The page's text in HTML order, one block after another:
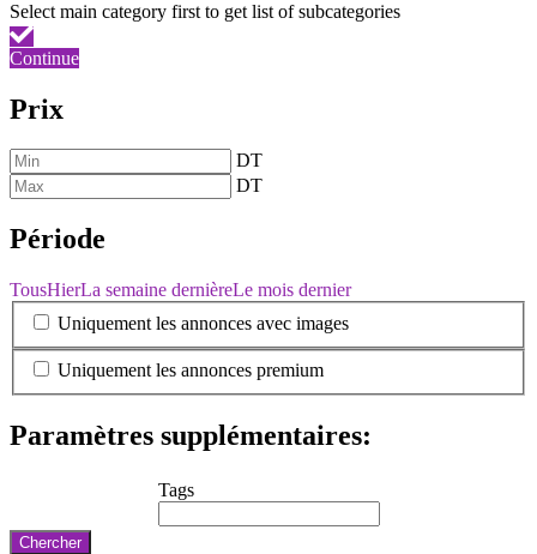
Continue
Prix
DT
DT
Période
TousHierLa semaine dernièreLe mois dernier
Uniquement les annonces avec images
Uniquement les annonces premium
Paramètres supplémentaires:
Tags
Chercher